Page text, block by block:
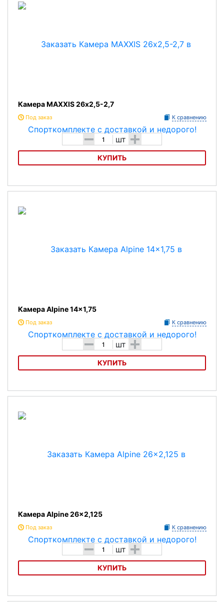
Камера MAXXIS 26х2,5-2,7
Под заказ К сравнению
- шт +
КУПИТЬ
Камера MAXXIS 26х2,5-2,7
Камера Alpine 14x1,75
Под заказ К сравнению
- шт +
КУПИТЬ
Камера Alpine 14x1,75
Камера Alpine 26x2,125
Под заказ К сравнению
- шт +
КУПИТЬ
Камера Alpine 26x2,125